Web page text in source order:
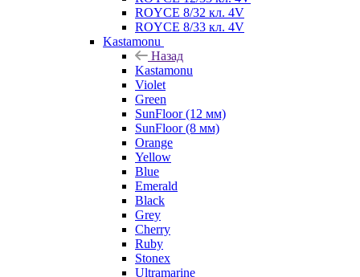
ROYCE 8/32 кл. 4V
ROYCE 8/33 кл. 4V
Kastamonu
Назад
Kastamonu
Violet
Green
SunFloor (12 мм)
SunFloor (8 мм)
Orange
Yellow
Blue
Emerald
Black
Grey
Cherry
Ruby
Stonex
Ultramarine